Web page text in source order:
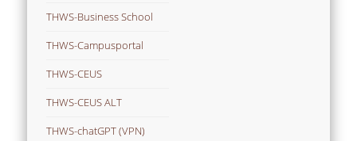
THWS-Business School
THWS-Campusportal
THWS-CEUS
THWS-CEUS ALT
THWS-chatGPT (VPN)